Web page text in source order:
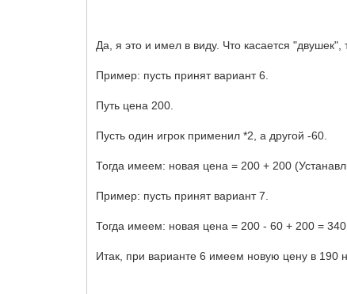
Да, я это и имел в виду. Что касается "двушек",
Пример: пусть принят вариант 6.
Путь цена 200.
Пусть один игрок применил *2, а другой -60.
Тогда имеем: новая цена = 200 + 200
Пример: пусть принят вариант 7.
Тогда имеем: новая цена = 200 - 60 + 200 =
Итак, при варианте 6 имеем новую цену в